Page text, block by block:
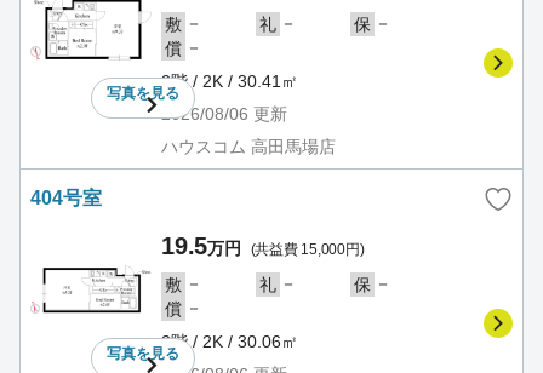
写真を見る
敷 － 礼 － 保 －
償 －
2階 / 2K / 30.41㎡
2026/08/06 更新
ハウスコム 高田馬場店
404号室
写真を見る
19.5万円 (共益費 15,000円)
敷 － 礼 － 保 －
償 －
2階 / 2K / 30.06㎡